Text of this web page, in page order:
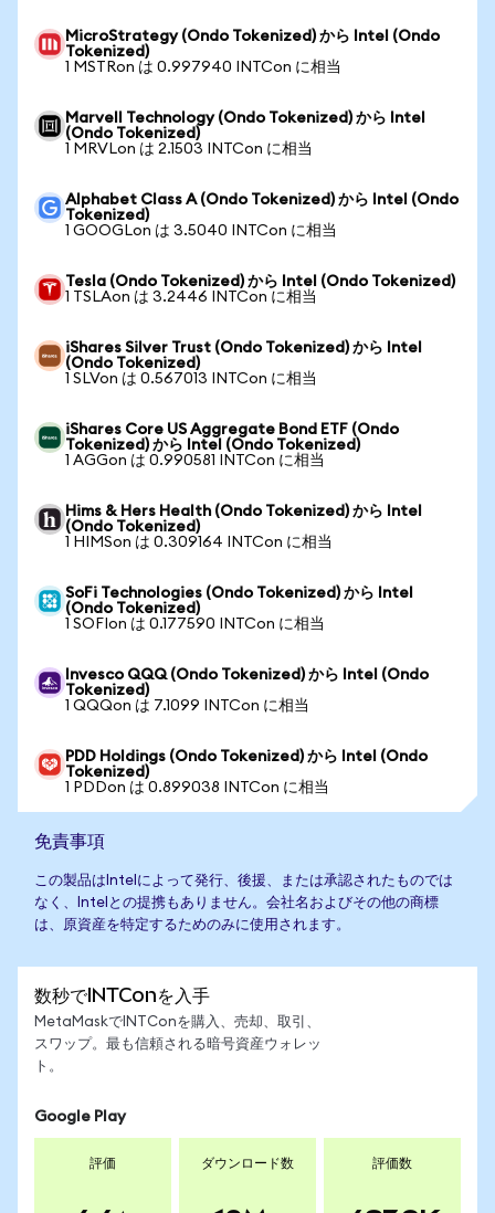
MicroStrategy (Ondo Tokenized) から Intel (Ondo
Tokenized)
1 MSTRon は 0.997940 INTCon に相当
Marvell Technology (Ondo Tokenized) から Intel
(Ondo Tokenized)
1 MRVLon は 2.1503 INTCon に相当
Alphabet Class A (Ondo Tokenized) から Intel (Ondo
Tokenized)
1 GOOGLon は 3.5040 INTCon に相当
Tesla (Ondo Tokenized) から Intel (Ondo Tokenized)
1 TSLAon は 3.2446 INTCon に相当
iShares Silver Trust (Ondo Tokenized) から Intel
(Ondo Tokenized)
1 SLVon は 0.567013 INTCon に相当
iShares Core US Aggregate Bond ETF (Ondo
Tokenized) から Intel (Ondo Tokenized)
1 AGGon は 0.990581 INTCon に相当
Hims & Hers Health (Ondo Tokenized) から Intel
(Ondo Tokenized)
1 HIMSon は 0.309164 INTCon に相当
SoFi Technologies (Ondo Tokenized) から Intel
(Ondo Tokenized)
1 SOFIon は 0.177590 INTCon に相当
Invesco QQQ (Ondo Tokenized) から Intel (Ondo
Tokenized)
1 QQQon は 7.1099 INTCon に相当
PDD Holdings (Ondo Tokenized) から Intel (Ondo
Tokenized)
1 PDDon は 0.899038 INTCon に相当
免責事項
この製品はIntelによって発行、後援、または承認されたものでは
なく、Intelとの提携もありません。会社名およびその他の商標
は、原資産を特定するためのみに使用されます。
数秒でINTConを入手
MetaMaskでINTConを購入、売却、取引、
スワップ。最も信頼される暗号資産ウォレッ
ト。
Google Play
評価 ダウンロード数 評価数